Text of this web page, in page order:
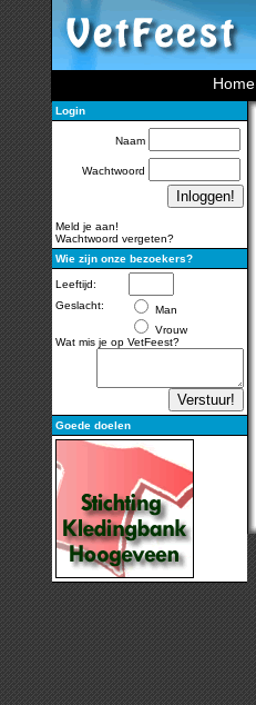
Home
Login
Naam
Wachtwoord
Meld je aan!
Wachtwoord vergeten?
Wie zijn onze bezoekers?
Leeftijd:
Geslacht:
Man
Vrouw
Wat mis je op VetFeest?
Goede doelen